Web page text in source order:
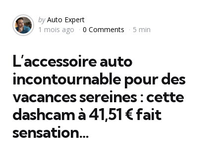
Posted
by
by Auto Expert
1 mois ago
0 Comments 5 min
L’accessoire auto
incontournable pour des
vacances sereines : cette
dashcam à 41,51 € fait
sensation…